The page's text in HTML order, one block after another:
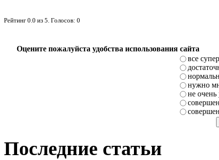
Рейтинг 0.0 из 5 . Голосов: 0
Оцените пожалуйста удобства использования сайта
все супер
нужно
не очень
Последние статьи